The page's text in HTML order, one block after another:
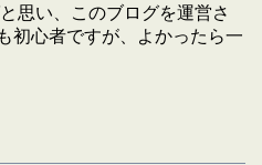
思い、このブログを運営さ
初心者ですが、よかったら一